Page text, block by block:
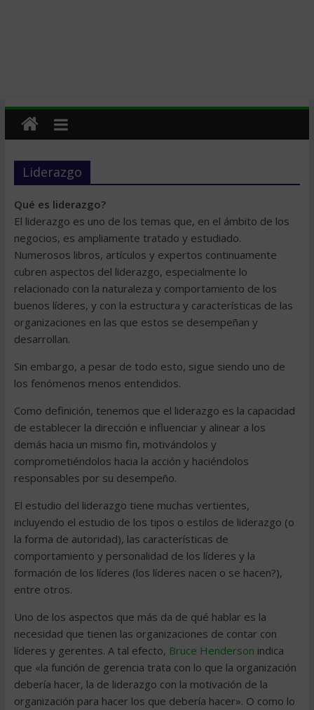
Liderazgo
Qué es liderazgo?
El liderazgo es uno de los temas que, en el ámbito de los
negocios, es ampliamente tratado y estudiado.
Numerosos libros, artículos y expertos continuamente
cubren aspectos del liderazgo, especialmente lo
relacionado con la naturaleza y comportamiento de los
buenos líderes, y con la estructura y características de las
organizaciones en las que estos se desempeñan y
desarrollan.
Sin embargo, a pesar de todo esto, sigue siendo uno de
los fenómenos menos entendidos.
Como definición, tenemos que el liderazgo es la capacidad
de establecer la dirección e influenciar y alinear a los
demás hacia un mismo fin, motivándolos y
comprometiéndolos hacia la acción y haciéndolos
responsables por su desempeño.
El estudio del liderazgo tiene muchas vertientes,
incluyendo el estudio de los tipos o estilos de liderazgo (o
la forma de autoridad), las características de
comportamiento y personalidad de los líderes y la
formación de los líderes (los líderes nacen o se hacen?),
entre otros.
Uno de los aspectos que más da de qué hablar es la
necesidad que tienen las organizaciones de contar con
líderes y gerentes. A tal efecto, Bruce Henderson indica
que «la función de gerencia trata con lo que la organización
debería hacer, la de liderazgo con la motivación de la
organización para hacer los que debería hacer». O como lo